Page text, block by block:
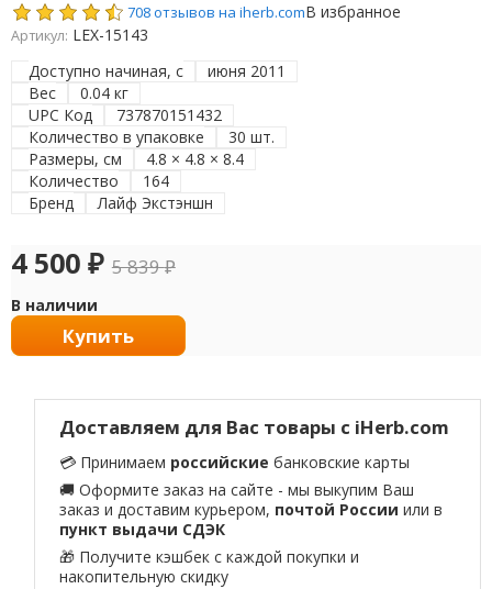
708 отзывов на iherb.comВ избранное
Артикул: LEX-15143
Доступно начиная, с
июня 2011
Вес
0.04 кг
UPC Код
737870151432
Количество в упаковке
30 шт.
Размеры, см
4.8 × 4.8 × 8.4
Количество
164
Бренд
Лайф Экстэншн
4 500 ₽ 5 839₽
В наличии
Купить
Доставляем для Вас товары с iHerb.com
💳 Принимаем российские банковские карты
🚚 Оформите заказ на сайте - мы выкупим Ваш
заказ и доставим курьером, почтой России или в
пункт выдачи СДЭК
🎁 Получите кэшбек с каждой покупки и
накопительную скидку